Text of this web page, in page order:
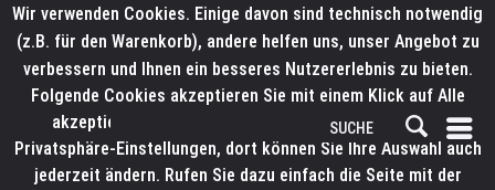
Wir verwenden Cookies. Einige davon sind technisch notwendig
(z.B. für den Warenkorb), andere helfen uns, unser Angebot zu
verbessern und Ihnen ein besseres Nutzererlebnis zu bieten.
Folgende Cookies akzeptieren Sie mit einem Klick auf Alle
akzeptieren. Weitere Informationen finden Sie in den
Privatsphäre-Einstellungen, dort können Sie Ihre Auswahl auch
jederzeit ändern. Rufen Sie dazu einfach die Seite mit der